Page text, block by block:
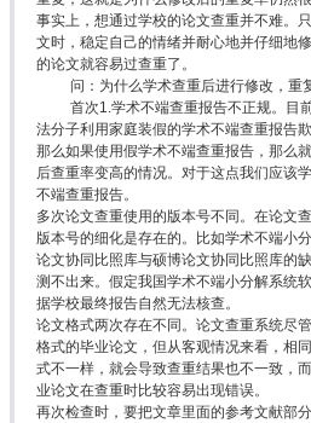
事实上，想通过学校的论文查重并不难。
文时，稳定自己的情绪并耐心地并仔细地
的论文就容易过查重了。
问：为什么学术查重后进行修改，重
首次1.学术不端查重报告不正规。目
法分子利用家庭装假的学术不端查重报告欺
那么如果使用假学术不端查重报告，那么
后查重率变高的情况。对于这点我们应该
不端查重报告。
多次论文查重使用的版本号不同。在论文
版本号的细化是存在的。比如学术不端小
论文协同比照库与硕博论文协同比照库的
测不出来。假定我国学术不端小分解系统
据学校最终报告自然无法核查。
论文格式两次存在不同。论文查重系统尽
格式的毕业论文，但从客观情况来看，相
式不一样，就会导致查重结果也不一致，
业论文在查重时比较容易出现错误。
再次检查时，要把文章里面的参考文献部